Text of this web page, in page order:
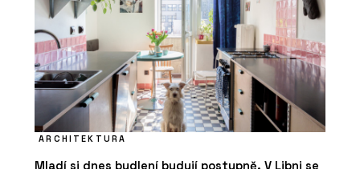
ARCHITEKTURA
Mladí si dnes bydlení budují postupně. V Libni se